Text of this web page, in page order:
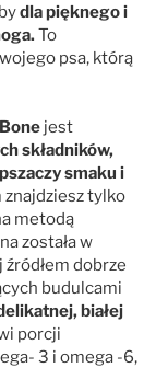
dla pięknego i
To
psa, którą
jest
składników,
smaku i
tylko
metodą
została w
źródłem dobrze
budulcami
białej
porcji
3 i omega -6,